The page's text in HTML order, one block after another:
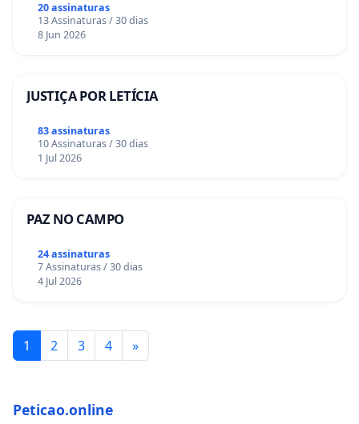
20 assinaturas
13 Assinaturas / 30 dias
8 Jun 2026
JUSTIÇA POR LETÍCIA
83 assinaturas
10 Assinaturas / 30 dias
1 Jul 2026
PAZ NO CAMPO
24 assinaturas
7 Assinaturas / 30 dias
4 Jul 2026
1 2 3 4 »
Peticao.online